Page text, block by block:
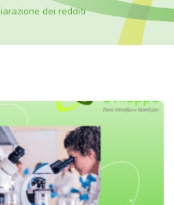
dei redditi